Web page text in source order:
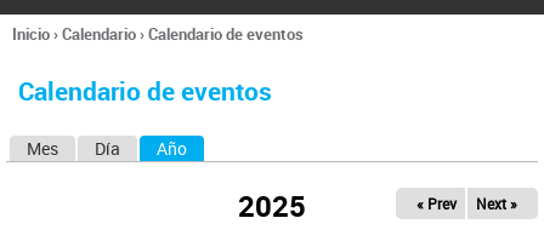
l
Se
usted
Inicio›Calendario›Calendario de eventos
Calendario de eventos
Mes Día Año
2025 « Prev Next »